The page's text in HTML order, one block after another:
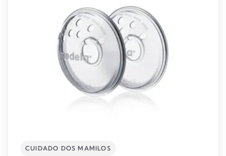
CUIDADO DOS MAMILOS